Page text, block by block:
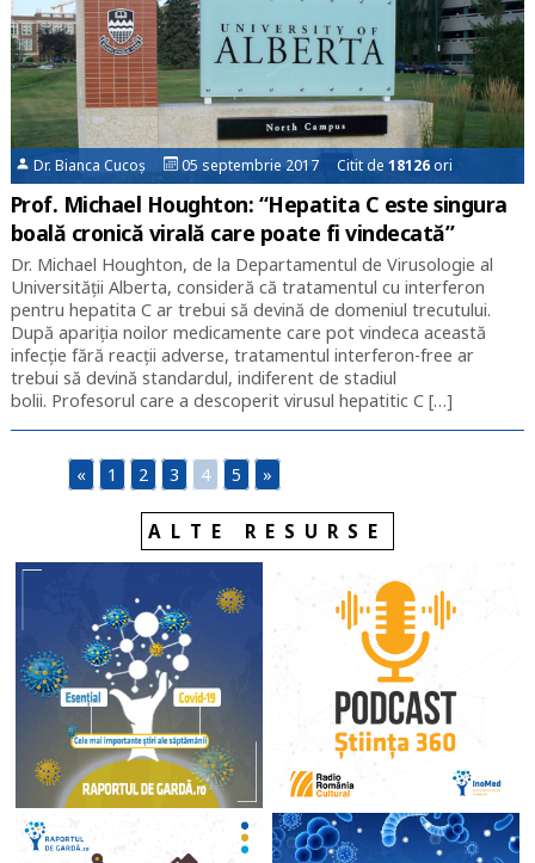
Dr. Bianca Cucoș 05 septembrie 2017 Citit de18126ori
Prof. Michael Houghton: “Hepatita C este singura
boală cronică virală care poate fi vindecată”
Dr. Michael Houghton, de la Departamentul de Virusologie al
Universității Alberta, consideră că tratamentul cu interferon
pentru hepatita C ar trebui să devină de domeniul trecutului.
După apariția noilor medicamente care pot vindeca această
infecție fără reacții adverse, tratamentul interferon-free ar
trebui să devină standardul, indiferent de stadiul
bolii. Profesorul care a descoperit virusul hepatitic C […]
« 1 2 3 4 5 »
ALTE RESURSE